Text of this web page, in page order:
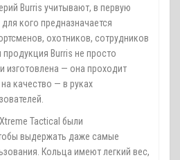
Burris учитывают, в первую
кого предназначается
охотников, сотрудников
Burris не просто
изготовлена — она проходит
качество — в руках
Tactical были
выдержать даже самые
Кольца имеют легкий вес,